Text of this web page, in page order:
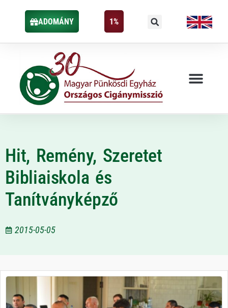
ADOMÁNY 1%
Hit, Remény, Szeretet
Bibliaiskola és
Tanítványképző
2015-05-05